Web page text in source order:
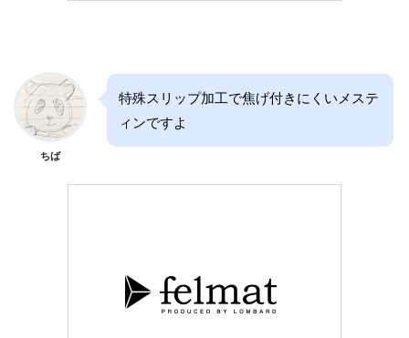
ちば
特殊スリップ加工で焦げ付きにくいメステ
ィンですよ